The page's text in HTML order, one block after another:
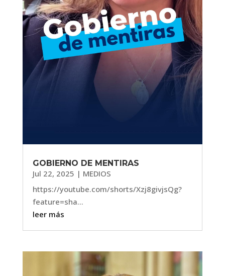
GOBIERNO DE MENTIRAS
Jul 22, 2025 | MEDIOS
https://youtube.com/shorts/Xzj8givjsQg?
feature=sha...
leer más